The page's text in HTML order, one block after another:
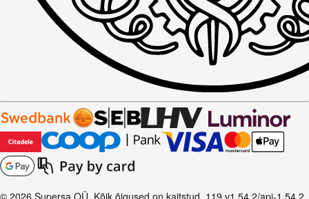
© 2026 Supersa OÜ. Kõik õigused on kaitstud. 119 v1.54.2/api-1.54.2